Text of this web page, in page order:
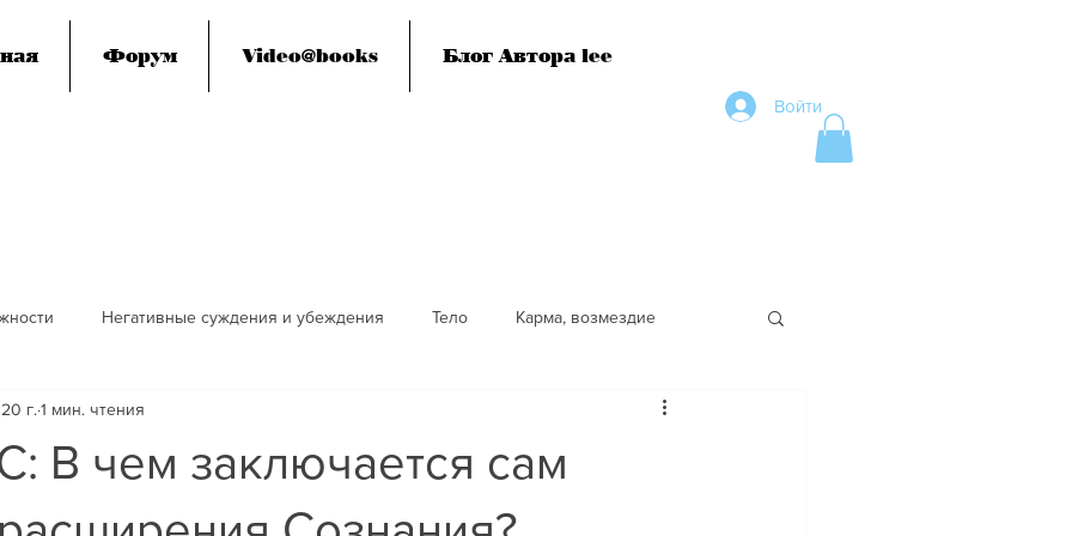
Форум Video@books Блог Автора lee
Войти
Негативные суждения и убеждения Тело Карма, возмездие
Просветление
В чем заключается сам
г. 1 мин. чтения